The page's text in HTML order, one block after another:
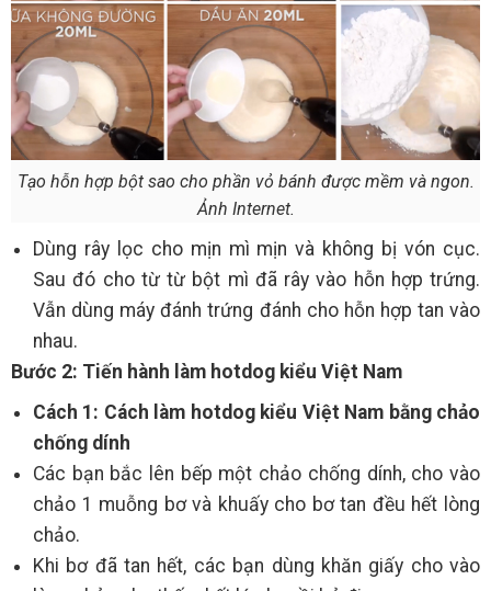
Tạo hỗn hợp bột sao cho phần vỏ bánh được mềm và ngon.
Ảnh Internet.
Dùng rây lọc cho mịn mì mịn và không bị vón cục.
Sau đó cho từ từ bột mì đã rây vào hỗn hợp trứng.
Vẫn dùng máy đánh trứng đánh cho hỗn hợp tan vào
nhau.
Bước 2: Tiến hành làm hotdog kiểu Việt Nam
Cách 1: Cách làm hotdog kiểu Việt Nam bằng chảo
chống dính
Các bạn bắc lên bếp một chảo chống dính, cho vào
chảo 1 muỗng bơ và khuấy cho bơ tan đều hết lòng
chảo.
Khi bơ đã tan hết, các bạn dùng khăn giấy cho vào